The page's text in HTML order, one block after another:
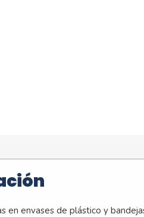
en envases de plástico y